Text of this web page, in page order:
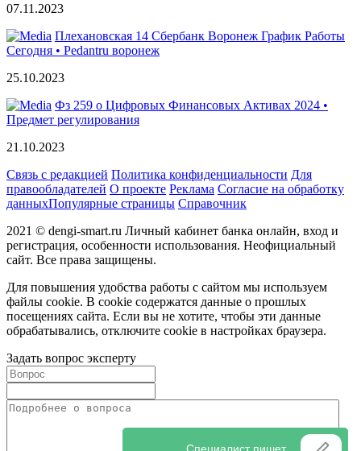
07.11.2023
Плехановская 14 Сбербанк Воронеж График Работы
Сегодня • Pedantru воронеж
25.10.2023
Фз 259 о Цифровых Финансовых Активах 2024 •
Предмет регулирования
21.10.2023
Связь с редакцией Политика конфиденциальности Для
правообладателей О проекте Реклама Согласие на обработку
данныхПопулярные страницы Справочник
2021 © dengi-smart.ru Личный кабинет банка онлайн, вход и
регистрация, особенности использования. Неофициальный
сайт. Все права защищены.
Для повышения удобства работы с сайтом мы используем
файлы cookie. В cookie содержатся данные о прошлых
посещениях сайта. Если вы не хотите, чтобы эти данные
обрабатывались, отключите cookie в настройках браузера.
Задать вопрос эксперту